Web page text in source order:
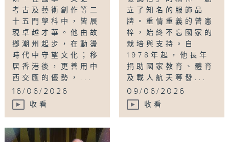
考古及藝術創作等二
十五門學科中，皆展
現卓越才華。他由故
鄉潮州起步，在動盪
時代中守望文化；移
居香港後，更善用中
西交匯的優勢，...
16/06/2026
收看
立了知名的服飾品
牌。重情重義的曾憲
梓，始終不忘國家的
栽培與支持。自
1978年起，他長年
捐助國家教育、體育
及載人航天等發...
09/06/2026
收看